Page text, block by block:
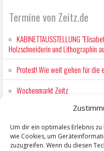
Um dir ein optimales Erlebnis
wie Cookies, um
zuzugreifen. Wenn du diesen
Termine von Zeitz.de
KABINETTAUSSTELLUNG
Holzschneiderin und Lithographin
Protest! Wie weit gehen für die
Wochenmarkt Zeitz
EINFACH LESEN im August
Workshop für Kinder: Stop-